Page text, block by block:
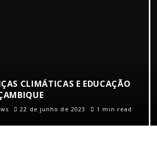
CLIMÁTICAS E EDUCAÇÃO
22 de junho de 2023 1 min read